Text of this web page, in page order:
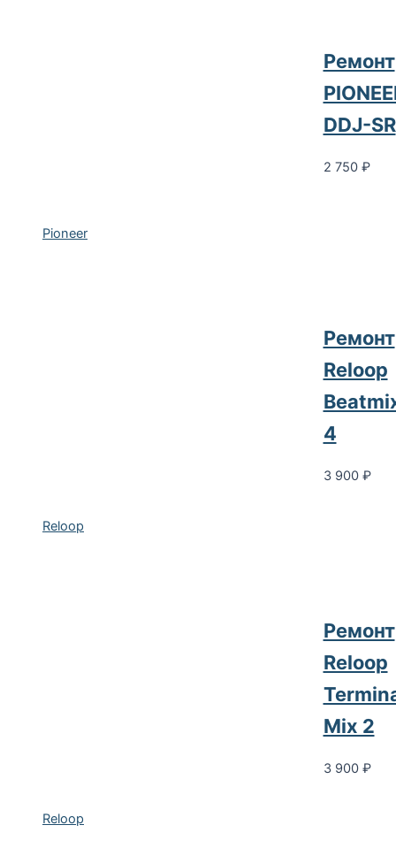
Pioneer
Ремонт
DDJ-SR
2 750 ₽
Reloop
Ремонт
Reloop
4
3 900 ₽
Reloop
Ремонт
Reloop
Mix 2
3 900 ₽